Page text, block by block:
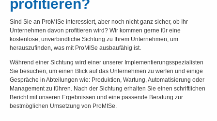
profitieren?
Sind Sie an ProMISe interessiert, aber noch nicht ganz sicher, ob Ihr
Unternehmen davon profitieren wird? Wir kommen gerne für eine
kostenlose, unverbindliche Sichtung zu Ihrem Unternehmen, um
herauszufinden, was mit ProMISe ausbaufähig ist.
Während einer Sichtung wird einer unserer Implementierungsspezialisten
Sie besuchen, um einen Blick auf das Unternehmen zu werfen und einige
Gespräche in Abteilungen wie: Produktion, Wartung, Automatisierung oder
Management zu führen. Nach der Sichtung erhalten Sie einen schriftlichen
Bericht mit unseren Ergebnissen und eine passende Beratung zur
bestmöglichen Umsetzung von ProMISe.